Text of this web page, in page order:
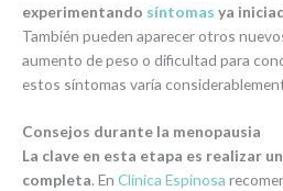
experimentando síntomas ya
También pueden aparecer otros
aumento de peso o dificultad para
estos síntomas varía
Consejos durante la menopausia
La clave en esta etapa es realizar
completa. En Clínica Espinosa